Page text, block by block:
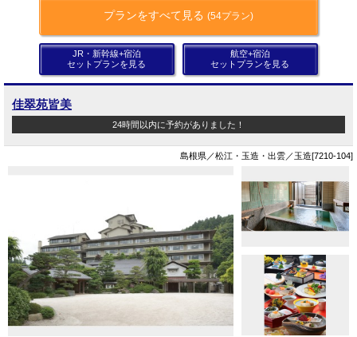
プランをすべて見る (54プラン)
JR・新幹線+宿泊
セットプランを見る
航空+宿泊
セットプランを見る
佳翠苑皆美
24時間以内に予約がありました！
島根県／松江・玉造・出雲／玉造[7210-104]